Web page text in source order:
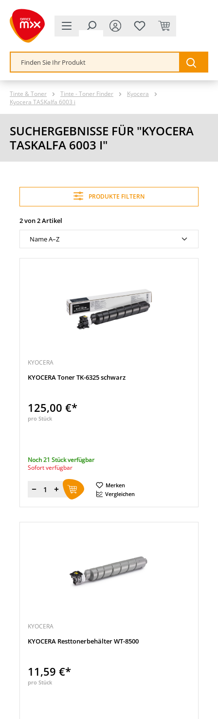
springen
Tinte & Toner Tinte - Toner Finder
Kyocera
Kyocera TASKalfa 6003 i
SUCHERGEBNISSE FÜR "KYOCERA
TASKALFA 6003 I"
PRODUKTE FILTERN
2 von 2 Artikel
KYOCERA
KYOCERA Toner TK-6325 schwarz
125,00 €*
pro Stück
Noch 21 Stück verfügbar
Sofort verfügbar
Menge
Merken
Vergleichen
KYOCERA
KYOCERA Resttonerbehälter WT-8500
11,59 €*
pro Stück